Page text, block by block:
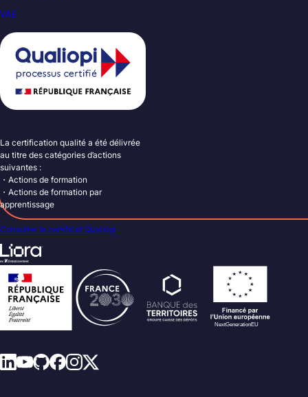
VAE
La certification qualité a été délivrée
au titre des catégories d’actions
suivantes :
・Actions de formation
・Actions de formation par
apprentissage
Consulter le certificat Qualiopi